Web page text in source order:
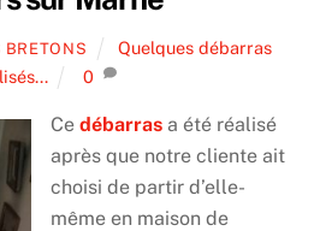
BRETONS
Quelques débarras
0
Cedébarras a été réalisé
après que notre cliente ait
choisi de partir d’elle-
même en maison de